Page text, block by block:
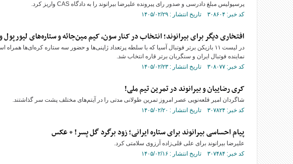
پرسپولیس مبلغ دادرسی و صدور رای پیرونده علیرضا بیرانوند را به دادگاه CAS واریز کرد.
کد خبر: ۳۰۸۶۰۴ تاریخ انتشار : ۱۴۰۵/۰۲/۲۹
افتخاری دیگر برای بیرانوند؛ انتخاب در کنار سون، کیم مین‌جائه و ستاره‌های
در لیست ۱۱ بازیکن برتر فوتبال آسیا که با سلطه پرتعداد ژاپنی‌ها و حضور سه ستاره کره‌ای‌ها
نماینده فوتبال ایران و سنگربان برتر قاره انتخاب شد.
کد خبر: ۳۰۸۰۷۷ تاریخ انتشار : ۱۴۰۵/۰۲/۲۳
کری رضاییان و بیرانوند در تمرین تیم ملی!
شاگردان امیر قلعه‌نویی عصر امروز تمرین طولانی مدتی را در آیتم‌های مختلف پشت سر گذاشتند.
کد خبر: ۳۰۷۸۲۴ تاریخ انتشار : ۱۴۰۵/۰۲/۲۰
پیام احساسی بیرانوند برای ستاره ایرانی؛ زود برگرد گل پسر! + عکس
علیرضا بیرانوند برای علی قلی‌زاده آرزوی سلامتی کرد.
کد خبر: ۳۰۷۴۸۴ تاریخ انتشار : ۱۴۰۵/۰۲/۱۶